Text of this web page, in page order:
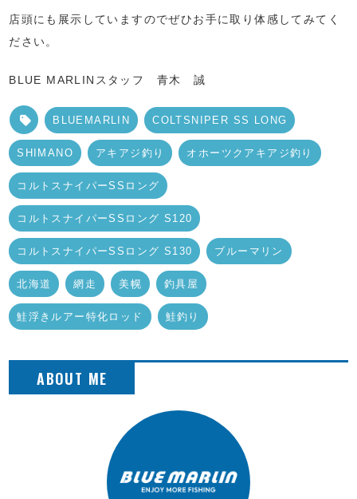
店頭にも展示していますのでぜひお手に取り体感してみてく
ださい。
BLUE MARLINスタッフ 青木 誠
BLUEMARLIN COLTSNIPER SS LONG
SHIMANO アキアジ釣り オホーツクアキアジ釣り
コルトスナイパーSSロング
コルトスナイパーSSロング S120
コルトスナイパーSSロング S130 ブルーマリン
北海道 網走 美幌 釣具屋
鮭浮きルアー特化ロッド 鮭釣り